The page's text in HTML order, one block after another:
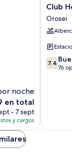
noche
en total
- 7 sept
y cargos
Club
Hotel
Marina
Beach
Club
Orosei
7.4
de
7.4
76